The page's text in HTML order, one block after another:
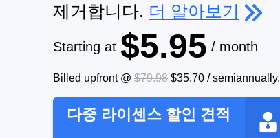
제거합니다. 더 알아보기
Starting at $5.95 / month
Billed upfront @ $79.98 $35.70 /semiannually.
다중 라이센스 할인 견적